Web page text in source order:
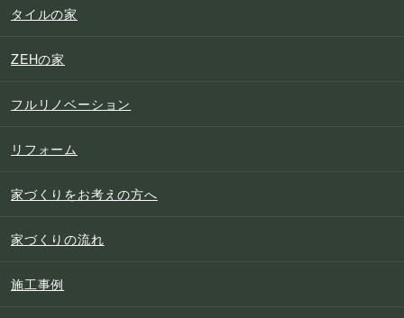
タイルの家
ZEHの家
フルリノベーション
リフォーム
家づくりをお考えの方へ
家づくりの流れ
施工事例